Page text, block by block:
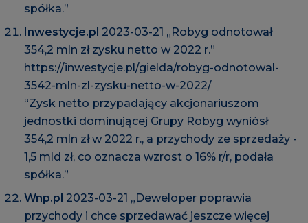
spółka.”
Inwestycje.pl 2023-03-21 „Robyg odnotował
354,2 mln zł zysku netto w 2022 r.”
https://inwestycje.pl/gielda/robyg-odnotowal-
3542-mln-zl-zysku-netto-w-2022/
“Zysk netto przypadający akcjonariuszom
jednostki dominującej Grupy Robyg wyniósł
354,2 mln zł w 2022 r., a przychody ze sprzedaży -
1,5 mld zł, co oznacza wzrost o 16% r/r, podała
spółka.”
Wnp.pl 2023-03-21 „Deweloper poprawia
przychody i chce sprzedawać jeszcze więcej